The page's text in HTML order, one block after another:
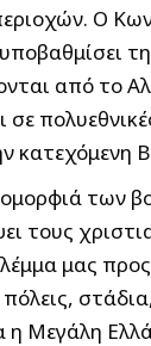
Ο
από το
κατεχόμενη
των
τους
μας
πόλεις,
Μεγάλη